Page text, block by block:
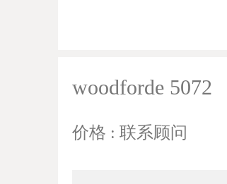
woodforde 5072
价格 : 联系顾问